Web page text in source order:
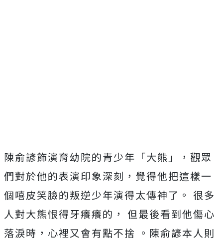
陳俞諺飾演育幼院的青少年「大熊」，觀眾
們對於他的表演印象深刻 ，覺得他把這樣一
個嘻皮笑臉的叛逆少年演得太傳神了。 很多
人對大熊恨得牙癢癢的， 但最後看到他傷心
落淚時，心裡又會有點不捨 。陳俞諺本人則